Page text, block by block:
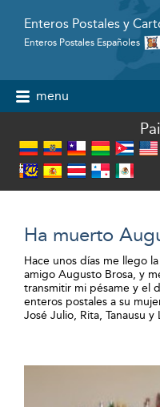
Enteros Postales y
Enteros Postales Españoles
menu
Ha muerto
Hace unos días me llego
amigo Augusto Brosa, y
transmitir mi pésame y el
enteros postales a su
José Julio, Rita, Tanausu y